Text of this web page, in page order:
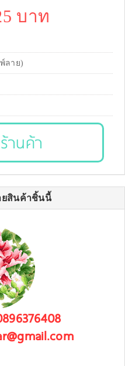
บาท
ลาย)
านค้า
ยสินค้าชิ้นนี้